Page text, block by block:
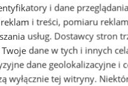
i dane
i treści, pomiaru
usług. Dostawcy stron
dane w tych i innych
dane geolokalizacyjne i
wyłącznie tej witryny.